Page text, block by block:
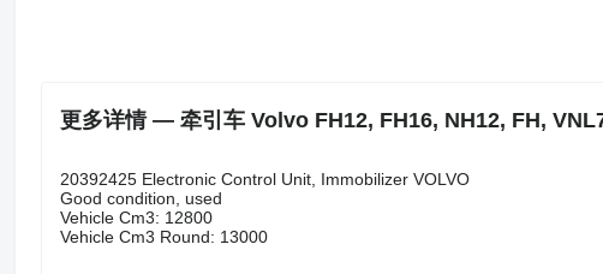
更多详情 — 牵引车 Volvo FH12, FH16, NH12, FH,
20392425 Electronic Control Unit, Immobilizer VOLVO
Good condition, used
Vehicle Cm3: 12800
Vehicle Cm3 Round: 13000